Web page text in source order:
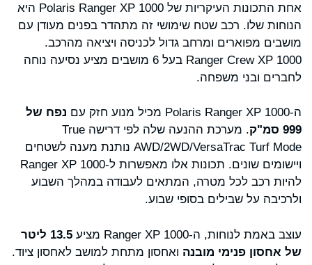
אחת התכונות העיקריות של Polaris Ranger XP 1000 היא
הנוחות שלו. רכב שטח שימושי זה מתהדר בפנים מעודן עם
מושבים מפוארים ומרחב גדול לכניסה ויציאה מהרכב.
Ranger Crew XP 1000 בעל 6 מושבים מציע נסיעה נוחה
לחברים ובני משפחה.
ה-Polaris Ranger XP 1000 מכיל מנוע חזק עם
נפח של
999 סמ"ק
. מערכת ההנעה שלה לפי דרישה True
AWD/2WD/VersaTrac Turf Mode נותנת מענה לשטחים
ויישומים שונים. תכונות אלו מאפשרות ל-Ranger XP 1000
להיות רכב לכל מטרה, המתאים לעבודה במהלך השבוע
ולרכיבה על שבילים בסופי שבוע.
עוצב באמת לנוחות, ה-Ranger XP 1000 מציע
13.5 ליטר
של אחסון פנימי מובנה ואחסון מתחת למושב לאחסון ציוד.